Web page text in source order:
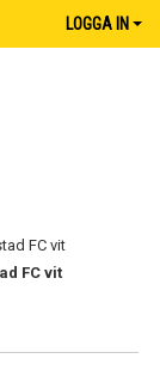
LOGGA IN
FC vit